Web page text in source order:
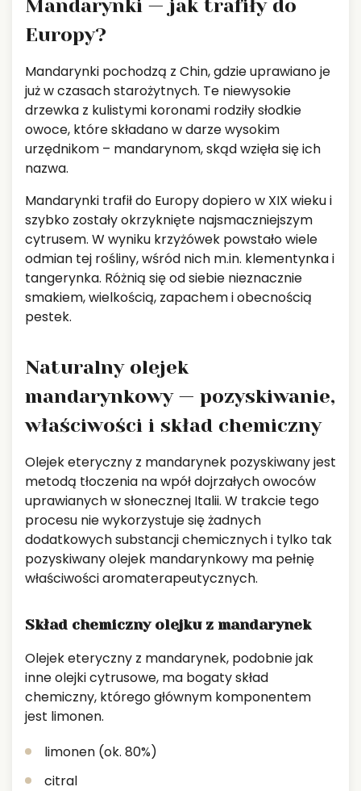
Mandarynki — jak trafiły do
Europy?
Mandarynki pochodzą z Chin, gdzie uprawiano je
już w czasach starożytnych. Te niewysokie
drzewka z kulistymi koronami rodziły słodkie
owoce, które składano w darze wysokim
urzędnikom – mandarynom, skąd wzięła się ich
nazwa.
Mandarynki trafił do Europy dopiero w XIX wieku i
szybko zostały okrzyknięte najsmaczniejszym
cytrusem. W wyniku krzyżówek powstało wiele
odmian tej rośliny, wśród nich m.in. klementynka i
tangerynka. Różnią się od siebie nieznacznie
smakiem, wielkością, zapachem i obecnością
pestek.
Naturalny olejek
mandarynkowy — pozyskiwanie,
właściwości i skład chemiczny
Olejek eteryczny z mandarynek pozyskiwany jest
metodą tłoczenia na wpół dojrzałych owoców
uprawianych w słonecznej Italii. W trakcie tego
procesu nie wykorzystuje się żadnych
dodatkowych substancji chemicznych i tylko tak
pozyskiwany olejek mandarynkowy ma pełnię
właściwości aromaterapeutycznych.
Skład chemiczny olejku z mandarynek
Olejek eteryczny z mandarynek, podobnie jak
inne olejki cytrusowe, ma bogaty skład
chemiczny, którego głównym komponentem
jest limonen.
limonen (ok. 80%)
citral